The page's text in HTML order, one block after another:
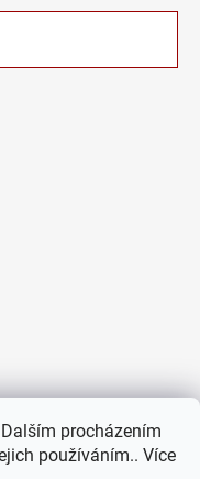
procházením
používáním.. Více